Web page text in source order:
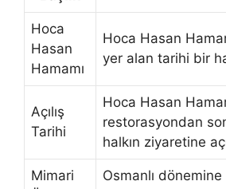
Hoca
Hasan
Hamamı
Hoca Hasan
yer alan tarihi bir
Açılış
Tarihi
Hoca Hasan
restorasyondan
halkın ziyaretine
Mimari
Osmanlı